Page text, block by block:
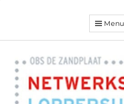
DorpsverenigingMenu